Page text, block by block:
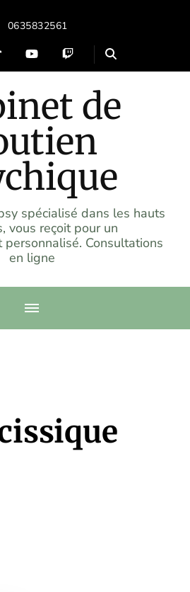
0635832561
de
spécialisé dans les hauts
vous reçoit pour un
personnalisé. Consultations
en ligne